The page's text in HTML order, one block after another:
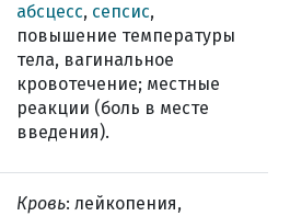
абсцесс, сепсис,
повышение температуры
тела, вагинальное
кровотечение; местные
реакции (боль в месте
введения).
Кровь: лейкопения,